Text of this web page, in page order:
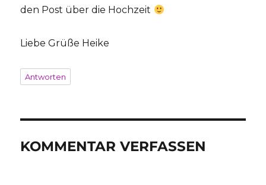
den Post über die Hochzeit
Liebe Grüße Heike
Antworten
KOMMENTAR VERFASSEN